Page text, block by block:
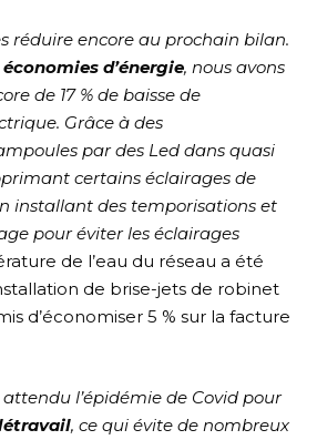
réduire encore au prochain bilan.
économies d’énergie, nous avons
de 17 % de baisse de
Grâce à des
par des Led dans quasi
certains éclairages de
installant des temporisations et
pour éviter les éclairages
de l’eau du réseau a été
de brise-jets de robinet
d’économiser 5 % sur la facture
attendu l’épidémie de Covid pour
, ce qui évite de nombreux